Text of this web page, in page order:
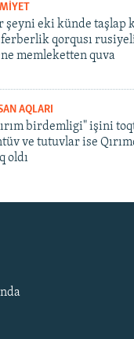
şeyni eki künde taşlap
qorqusı
memleketten quva
AQLARI
birdemligi" işini
ve tutuvlar ise
oldı